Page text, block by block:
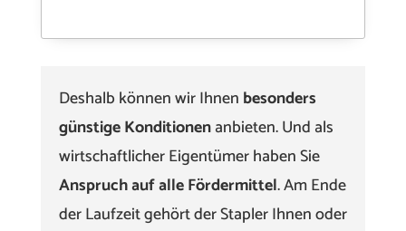
Deshalb können wir Ihnen besonders
günstige Konditionenanbieten. Und als
wirtschaftlicher Eigentümer haben Sie
Anspruch auf alle Fördermittel. Am Ende
der Laufzeit gehört der Stapler Ihnen oder